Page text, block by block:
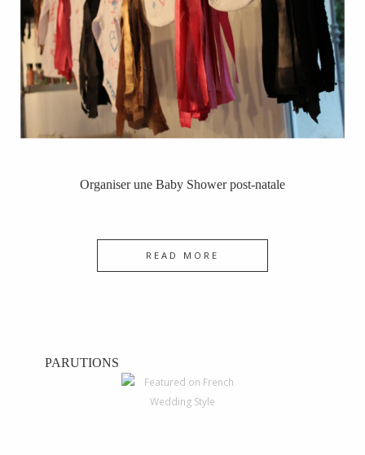
Organiser une Baby Shower post-natale
READ MORE
PARUTIONS